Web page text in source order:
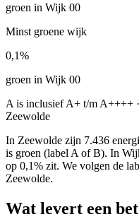
groen in Wijk 00
Minst groene wijk
0,1%
groen in Wijk 00
A is inclusief A+ t/m A++++
Zeewolde
In Zeewolde zijn 7.436
is groen (label A of B). In
op 0,1% zit. We volgen de
Zeewolde.
Wat levert een